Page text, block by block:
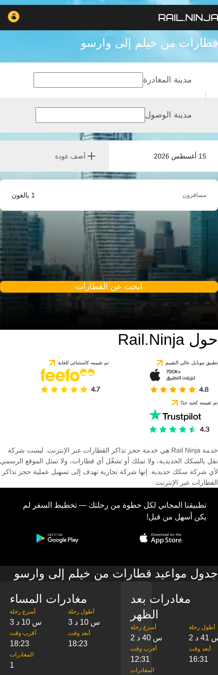
قطارات من خيلم إلى وارسو
15 أغسطس 2026 أضف عودة
مدينة المغادرة
مدينة الوصول
مسافرون 1 بالغون
ابحث عن القطارات
حول Rail.Ninja
تطبيق موبايل عالي التقييم تم تقييمه كاستثنائي للغاية
تم تقييمه كجيد جدًا
خدمة Rail Ninja هي خدمة حجز تذاكر القطارات عبر الإنترنت. ليست شركة
نقل بالسكك الحديدية، ولا تملك أو تشغّل أي قطارات، ولا تمثل الموقع الرسمي
لأي شركة سكك حديدية. إنها شركة تجارية تهدف إلى تسهيل عملية حجز تذاكر
القطارات عبر الإنترنت.
تطبيقنا المجاني لكل خطوة من رحلتك — تخطيط السفر لم
يكن أسهل من قبل!
جدول مواعيد قطارات من خيلم إلى وارسو
مغادرات المساء
‎أسرع رحلة
3 س 10 د
‎أطول رحلة
3 س 10 د
‎أقرب وقت
18:23
‎أبعد وقت
18:23
‎المغادرات
1
مغادرات بعد
الظهر
‎أسرع رحلة
2 س 40 د
‎أطول رحلة
41 د
‎أقرب وقت
12:31
‎أبعد وقت
16:31
‎المغادرات